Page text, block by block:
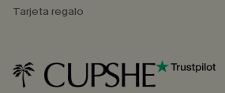
Tarjeta regalo